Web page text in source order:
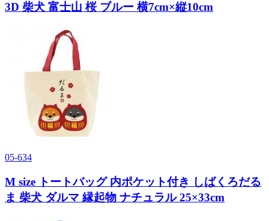
3D 柴犬 富士山 桜 ブルー 横7cm×縦10cm
05-634
M size トートバッグ 内ポケット付き しばくろだる
ま 柴犬 ダルマ 縁起物 ナチュラル 25×33cm